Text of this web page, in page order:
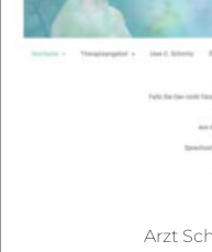
Arzt